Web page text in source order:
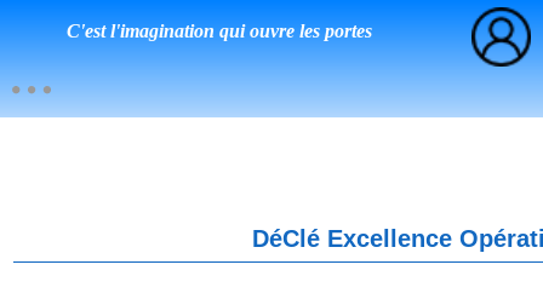
C'est l'imagination qui ouvre les portes
DéClé Excellence